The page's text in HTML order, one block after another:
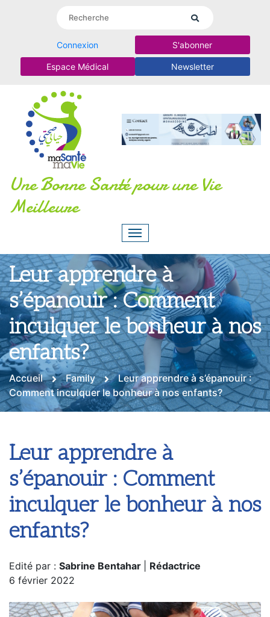
Connexion S'abonner
Espace Médical Newsletter
Une Bonne Santé pour une Vie
Meilleure
Leur apprendre à
s’épanouir : Comment
inculquer le bonheur à nos
enfants?
Accueil Family
Leur apprendre à s’épanouir :
Comment inculquer le bonheur à nos enfants?
Leur apprendre à
s’épanouir : Comment
inculquer le bonheur à nos
enfants?
Edité par : Sabrine Bentahar
Rédactrice
6 février 2022